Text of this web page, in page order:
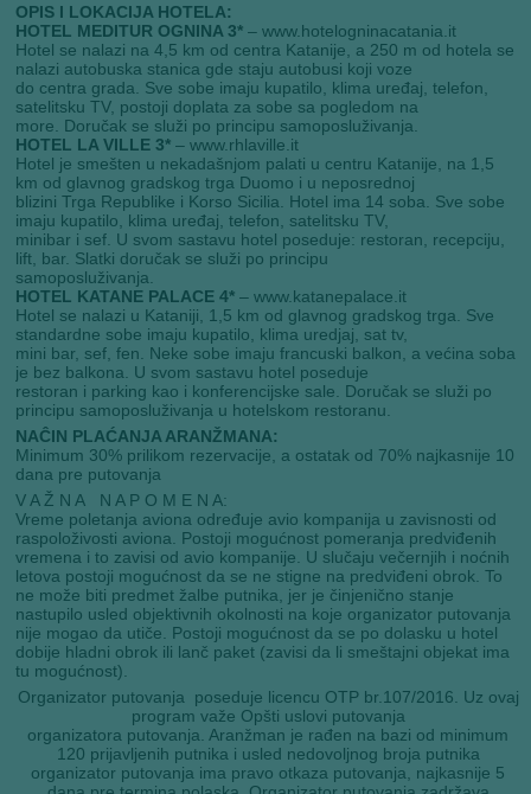
OPIS I LOKACIJA HOTELA:
HOTEL MEDITUR OGNINA 3* – www.hotelogninacatania.it
Hotel se nalazi na 4,5 km od centra Katanije, a 250 m od hotela se
nalazi autobuska stanica gde staju autobusi koji voze
do centra grada. Sve sobe imaju kupatilo, klima uređaj, telefon,
satelitsku TV, postoji doplata za sobe sa pogledom na
more. Doručak se služi po principu samoposluživanja.
HOTEL LA VILLE 3* – www.rhlaville.it
Hotel je smešten u nekadašnjom palati u centru Katanije, na 1,5
km od glavnog gradskog trga Duomo i u neposrednoj
blizini Trga Republike i Korso Sicilia. Hotel ima 14 soba. Sve sobe
imaju kupatilo, klima uređaj, telefon, satelitsku TV,
minibar i sef. U svom sastavu hotel poseduje: restoran, recepciju,
lift, bar. Slatki doručak se služi po principu
samoposluživanja.
HOTEL KATANE PALACE 4* – www.katanepalace.it
Hotel se nalazi u Kataniji, 1,5 km od glavnog gradskog trga. Sve
standardne sobe imaju kupatilo, klima uredjaj, sat tv,
mini bar, sef, fen. Neke sobe imaju francuski balkon, a većina soba
je bez balkona. U svom sastavu hotel poseduje
restoran i parking kao i konferencijske sale. Doručak se služi po
principu samoposluživanja u hotelskom restoranu.
NAĈIN PLAĆANJA ARANŽMANA:
Minimum 30% prilikom rezervacije, a ostatak od 70% najkasnije 10
dana pre putovanja
V A Ž N A N A P O M E N A:
Vreme poletanja aviona određuje avio kompanija u zavisnosti od
raspoloživosti aviona. Postoji mogućnost pomeranja predviđenih
vremena i to zavisi od avio kompanije. U slučaju večernjih i noćnih
letova postoji mogućnost da se ne stigne na predviđeni obrok. To
ne može biti predmet žalbe putnika, jer je činjenično stanje
nastupilo usled objektivnih okolnosti na koje organizator putovanja
nije mogao da utiče. Postoji mogućnost da se po dolasku u hotel
dobije hladni obrok ili lanč paket (zavisi da li smeštajni objekat ima
tu mogućnost).
Organizator putovanja poseduje licencu OTP br.107/2016. Uz ovaj
program važe Opšti uslovi putovanja
organizatora putovanja. Aranžman je rađen na bazi od minimum
120 prijavljenih putnika i usled nedovoljnog broja putnika
organizator putovanja ima pravo otkaza putovanja, najkasnije 5